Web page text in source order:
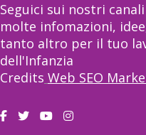
Seguici sui nostri
molte infomazioni,
tanto altro per il tuo
dell'Infanzia
Credits Web SEO